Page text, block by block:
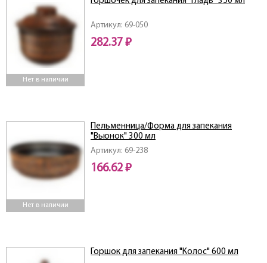
Нет в наличии
Артикул: 69-050
282.37 ₽
Нет в наличии
Артикул: 69-238
Пельменница/Форма для запекания
"Вьюнок" 300 мл
166.62 ₽
Горшок для запекания "Колос" 600 мл